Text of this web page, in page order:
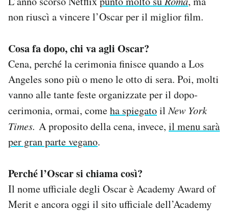
non riuscì a vincere l’Oscar per il miglior film.
Cosa fa dopo, chi va agli Oscar?
Cena, perché la cerimonia finisce quando a Los
Angeles sono più o meno le otto di sera. Poi, molti
vanno alle tante feste organizzate per il dopo-
cerimonia, ormai, comeha spiegatoilNew York
Times. A proposito della cena, invece, il menu sarà
per gran parte vegano.
Perché l’Oscar si chiama così?
Il nome ufficiale degli Oscar è Academy Award of
Merit e ancora oggi il sito ufficiale dell’Academy